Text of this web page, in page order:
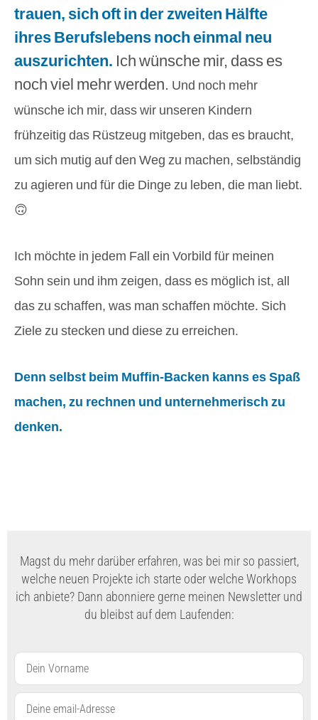
trauen, sich oft in der zweiten Hälfte
ihres Berufslebens noch einmal neu
auszurichten. Ich wünsche mir, dass es
noch viel mehr werden. Und noch mehr
wünsche ich mir, dass wir unseren Kindern
frühzeitig das Rüstzeug mitgeben, das es braucht,
um sich mutig auf den Weg zu machen, selbständig
zu agieren und für die Dinge zu leben, die man liebt.
🙃
Ich möchte in jedem Fall ein Vorbild für meinen
Sohn sein und ihm zeigen, dass es möglich ist, all
das zu schaffen, was man schaffen möchte. Sich
Ziele zu stecken und diese zu erreichen.
Denn selbst beim Muffin-Backen kanns es Spaß
machen, zu rechnen und unternehmerisch zu
denken.
Magst du mehr darüber erfahren, was bei mir so passiert,
welche neuen Projekte ich starte oder welche Workhops
ich anbiete? Dann abonniere gerne meinen Newsletter und
du bleibst auf dem Laufenden:
Vorname
Email